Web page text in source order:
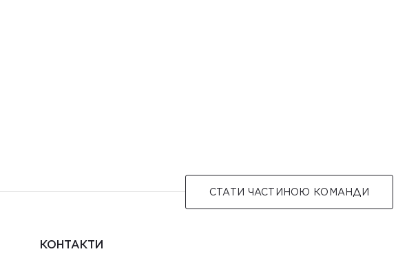
СТАТИ ЧАСТИНОЮ КОМАНДИ
КОНТАКТИ